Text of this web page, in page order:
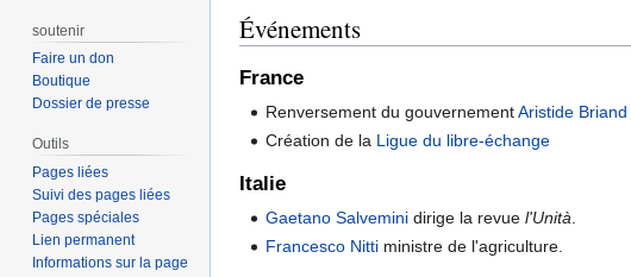
Événements
France
Renversement du gouvernementAristide Briand
Création de la Ligue du libre-échange
Italie
Gaetano Salvemini dirige la revuel'Unità.
Francesco Nitti ministre de l'agriculture.
soutenir
Faire un don
Boutique
Dossier de presse
Outils
Pages liées
Suivi des pages liées
Pages spéciales
Lien permanent
Informations sur la page